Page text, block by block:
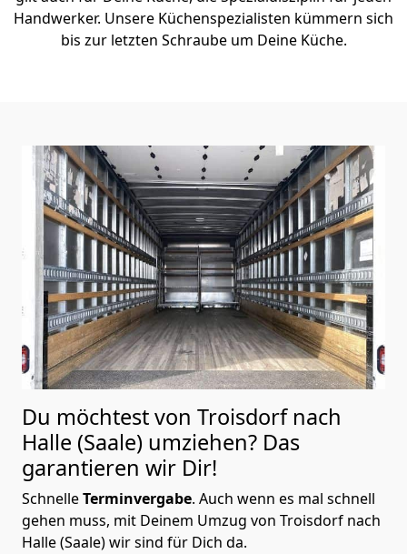
Handwerker. Unsere Küchenspezialisten kümmern sich
bis zur letzten Schraube um Deine Küche.
Du möchtest von Troisdorf nach
Halle (Saale) umziehen? Das
garantieren wir Dir!
SchnelleTerminvergabe. Auch wenn es mal schnell
gehen muss, mit Deinem Umzug von Troisdorf nach
Halle (Saale) wir sind für Dich da.